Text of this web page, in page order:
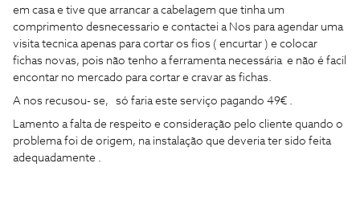
em casa e tive que arrancar a cabelagem que tinha um
comprimento desnecessario e contactei a Nos para agendar uma
visita tecnica apenas para cortar os fios ( encurtar ) e colocar
fichas novas, pois não tenho a ferramenta necessária e não é facil
encontar no mercado para cortar e cravar as fichas.
A nos recusou- se, só faria este serviço pagando 49€ .
Lamento a falta de respeito e consideração pelo cliente quando o
problema foi de origem, na instalação que deveria ter sido feita
adequadamente .